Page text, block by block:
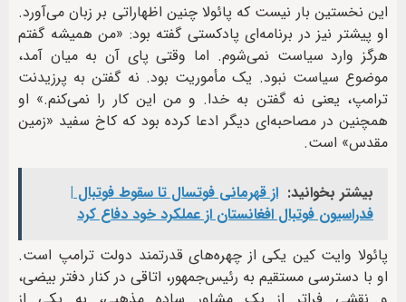
این نخستین بار نیست که پائولا چنین اظهاراتی بر زبان می‌آورد.
او پیشتر نیز در برنامه‌ای پادکستی گفته بود: «من همیشه گفتم
هرگز وارد سیاست نمی‌شوم. اما وقتی پای آن به میان آمد،
موضوع سیاست نبود. یک مأموریت بود. نه گفتن به پرزیدنت
ترامپ، یعنی نه گفتن به خدا. و من این کار را نمی‌کنم.» او
همچنین در مصاحبه‌ای دیگر ادعا کرده بود که کاخ سفید «زمین
مقدس» است.
بیشتر بخوانید: از قهرمانی فوتسال تا سقوط فوتبال |
فدراسیون فوتبال افغانستان از عملکرد خود دفاع کرد
پائولا وایت کین یکی از چهره‌های قدرتمند دولت ترامپ است.
او با دسترسی مستقیم به رئیس‌جمهور، اتاقی در کنار دفتر بیضی،